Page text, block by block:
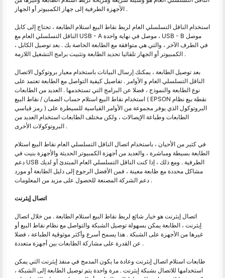
الأجهزة الطرفية إلى جهاز الكمبيوتر أو الجهاز .
استخدام الناقل التسلسلي العام لربط نقاط البيع استلام الطابعة ، تحتاج إلى كابل
الناقل التسلسلي العام مع USB - A موصل في نهاية واحدة ، USB - B موصل
في الطرف الآخر ، والتي هي متوافقة مع الطابعة الخاصة بك . بعد توصيل الكابل ،
الكمبيوتر أو الجهاز تلقائيا تحديد الطابعة وتثبيت برامج التشغيل اللازمة .
بعد توصيل الطابعة ، يمكنك إرسال البيانات باستخدام معيار بروتوكول الاتصال
الناقل التسلسلي العام و الأوامر . تفاصيل كيفية التواصل مع الطابعة تعتمد على
نوع الطابعة والنموذج ، فضلا عن البرامج التي تستخدمها . العديد من الطابعات
استخدام نقاط البيع استلام حساب الضمان / نقاط البيع ( EPSON نقطة بيع نظام
رمز قياسي ) البروتوكول الذي يوفر مجموعة من الأوامر القياسية للسيطرة على
الطابعات وطباعة الإيصالات ، ولكن مختلف الطابعات استخدام العديد من
البروتوكولات الأخرى .
في كثير من الأحيان ، باستخدام اتصال الناقل التسلسلي العام نقاط البيع استلام
الطابعة بسيطة ومباشرة ، والعديد من أجهزة الكمبيوتر الحديثة والأجهزة بنيت في
دعم USB الطرفية . ومع ذلك ، إذا كنت الناقل التسلسلي العام المبتدئ أو لديك
مشاكل محددة مع طابعة معينة ، فمن الأفضل الرجوع إلى دليل الطابعة أو مورد
دعم الشركة المصنعة للحصول على مزيد من المعلومات .
اتصال إيثرنت
اتصال إيثرنت هو خيار شائع لربط نقاط البيع استلام الطابعة . من خلال اتصال
إيثرنت ، الطابعة يمكن بسهولة توصيل الشبكة والتواصل مع نظام نقاط البيع أو
غيرها من الأجهزة على الشبكة . هذا يسمح أسرع وأكثر موثوقية الطباعة ، فضلا
عن القدرة على مشاركة الطابعات بين أجهزة متعددة .
طابعات استلام اتصال إيثرنت وعادة ما يكون المدمج في منفذ إيثرنت التي يمكن
استخدامها للاتصال بشبكة إيثرنت . مرة واحدة يتم توصيل الطابعة إلى الشبكة ،